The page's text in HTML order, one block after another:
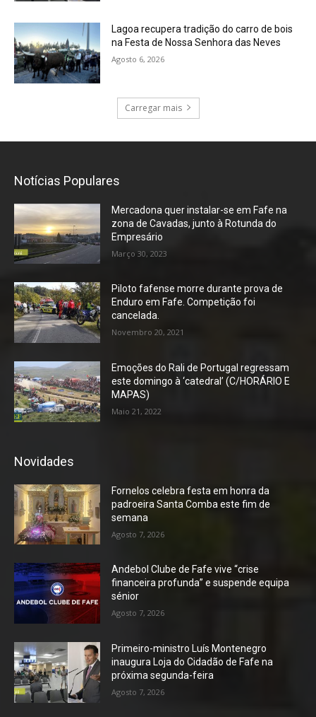
Lagoa recupera tradição do carro de bois
na Festa de Nossa Senhora das Neves
Agosto 6, 2026
Carregar mais
Notícias Populares
Mercadona quer instalar-se em Fafe na
zona de Cavadas, junto à Rotunda do
Empresário
Março 30, 2023
Piloto fafense morre durante prova de
Enduro em Fafe. Competição foi
cancelada.
Novembro 20, 2021
Emoções do Rali de Portugal regressam
este domingo à ‘catedral’ (C/HORÁRIO E
MAPAS)
Maio 21, 2022
Novidades
Fornelos celebra festa em honra da
padroeira Santa Comba este fim de
semana
Agosto 7, 2026
Andebol Clube de Fafe vive “crise
financeira profunda” e suspende equipa
sénior
Agosto 7, 2026
Primeiro-ministro Luís Montenegro
inaugura Loja do Cidadão de Fafe na
próxima segunda-feira
Agosto 7, 2026